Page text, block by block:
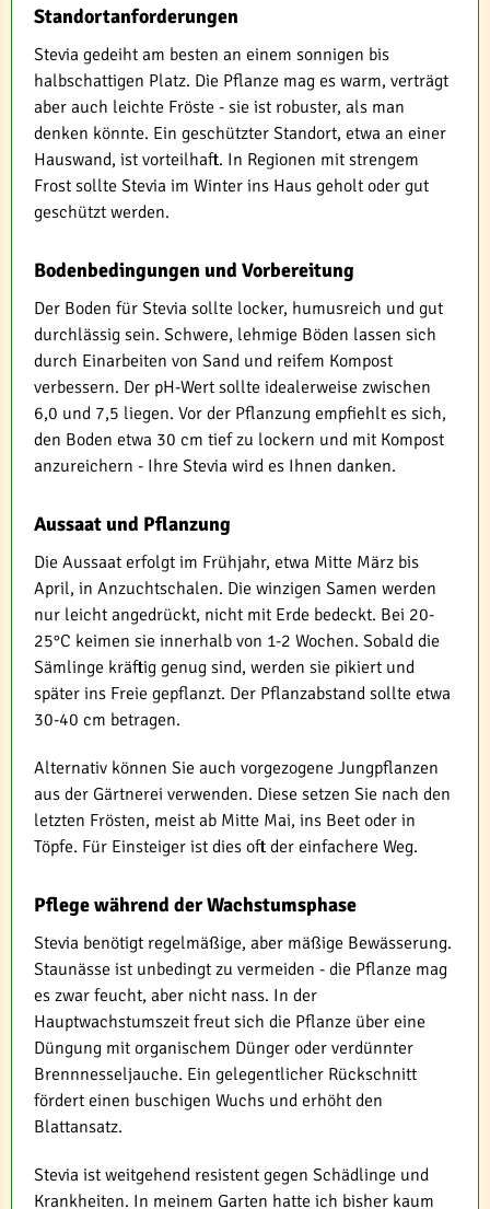
Standortanforderungen
Stevia gedeiht am besten an einem sonnigen bis
halbschattigen Platz. Die Pflanze mag es warm, verträgt
aber auch leichte Fröste - sie ist robuster, als man
denken könnte. Ein geschützter Standort, etwa an einer
Hauswand, ist vorteilhaft. In Regionen mit strengem
Frost sollte Stevia im Winter ins Haus geholt oder gut
geschützt werden.
Bodenbedingungen und Vorbereitung
Der Boden für Stevia sollte locker, humusreich und gut
durchlässig sein. Schwere, lehmige Böden lassen sich
durch Einarbeiten von Sand und reifem Kompost
verbessern. Der pH-Wert sollte idealerweise zwischen
6,0 und 7,5 liegen. Vor der Pflanzung empfiehlt es sich,
den Boden etwa 30 cm tief zu lockern und mit Kompost
anzureichern - Ihre Stevia wird es Ihnen danken.
Aussaat und Pflanzung
Die Aussaat erfolgt im Frühjahr, etwa Mitte März bis
April, in Anzuchtschalen. Die winzigen Samen werden
nur leicht angedrückt, nicht mit Erde bedeckt. Bei 20-
25°C keimen sie innerhalb von 1-2 Wochen. Sobald die
Sämlinge kräftig genug sind, werden sie pikiert und
später ins Freie gepflanzt. Der Pflanzabstand sollte etwa
30-40 cm betragen.
Alternativ können Sie auch vorgezogene Jungpflanzen
aus der Gärtnerei verwenden. Diese setzen Sie nach den
letzten Frösten, meist ab Mitte Mai, ins Beet oder in
Töpfe. Für Einsteiger ist dies oft der einfachere Weg.
Pflege während der Wachstumsphase
Stevia benötigt regelmäßige, aber mäßige Bewässerung.
Staunässe ist unbedingt zu vermeiden - die Pflanze mag
es zwar feucht, aber nicht nass. In der
Hauptwachstumszeit freut sich die Pflanze über eine
Düngung mit organischem Dünger oder verdünnter
Brennnesseljauche. Ein gelegentlicher Rückschnitt
fördert einen buschigen Wuchs und erhöht den
Blattansatz.
Stevia ist weitgehend resistent gegen Schädlinge und
Krankheiten. In meinem Garten hatte ich bisher kaum